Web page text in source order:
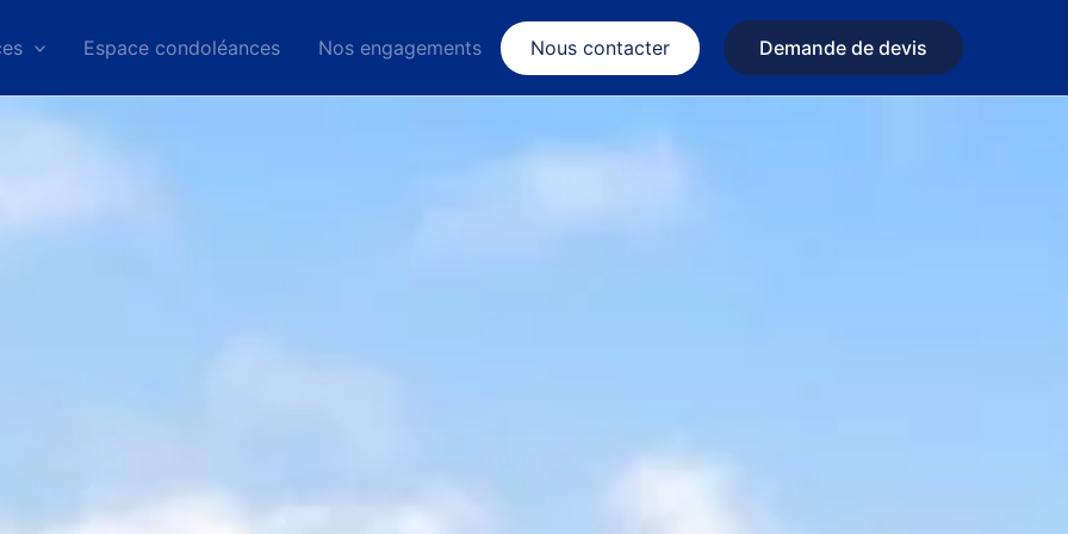
Espace condoléances Nos engagements Nous contacter Demande de devis